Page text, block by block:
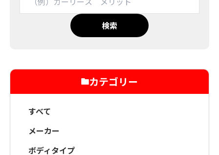
検索
カテゴリー
すべて
メーカー
ボディタイプ